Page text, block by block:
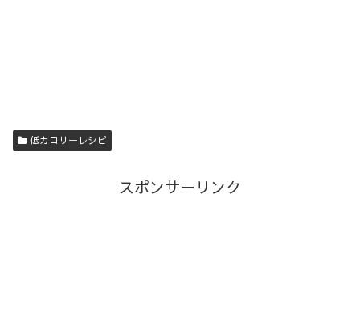
低カロリーレシピ
スポンサーリンク